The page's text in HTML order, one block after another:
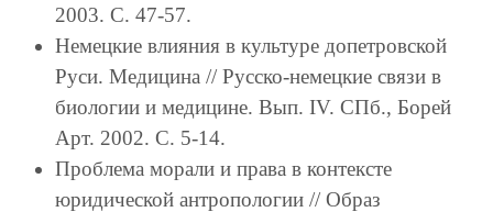
2003. С. 47-57.
Немецкие влияния в культуре допетровской
Руси. Медицина // Русско-немецкие связи в
биологии и медицине. Вып. IV. СПб., Борей
Арт. 2002. С. 5-14.
Проблема морали и права в контексте
юридической антропологии // Образ